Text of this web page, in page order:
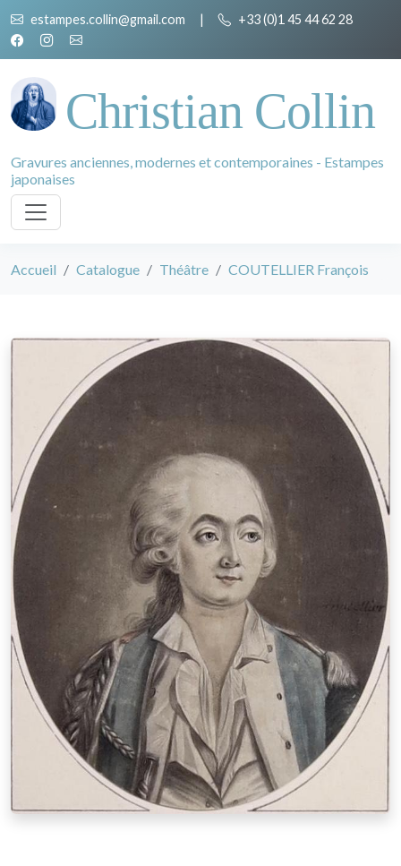
estampes.collin@gmail.com | +33 (0)1 45 44 62 28
Christian Collin
Gravures anciennes, modernes et contemporaines - Estampes
japonaises
Accueil Catalogue Théâtre COUTELLIER François